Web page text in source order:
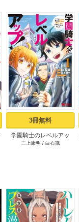
3冊無料
学園騎士のレベルアッ
プ！レベル1000超えの転
三上康明 / 白石識